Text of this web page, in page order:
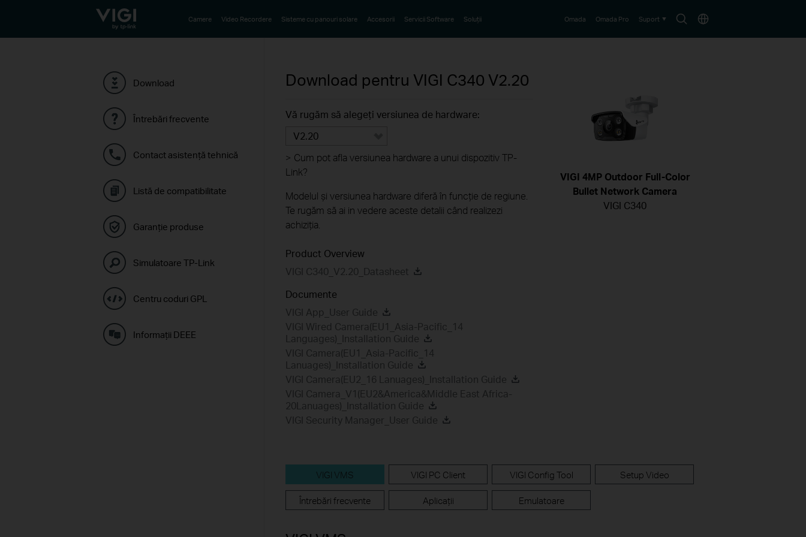
TP-Link, Reliably Smart
SearchChoose
Camere Video Recordere Sisteme cu panouri solare Accesorii Servicii Software Soluții Omada Omada Pro Suport
Download
Întrebări frecvente
Contact asistenţă tehnică
Listă de compatibilitate
Garanție produse
Simulatoare TP-Link
Centru coduri GPL
Informaţii DEEE
Download pentru VIGI C340 V2.20
Vă rugăm să alegeți versiunea de hardware:
V2.20
> Cum pot afla versiunea hardware a unui dispozitiv TP-
Link?
Modelul și versiunea hardware diferă în funcție de regiune.
Te rugăm să ai in vedere aceste detalii când realizezi
achiziția.
Product Overview
VIGI C340_V2.20_Datasheet
Documente
VIGI App_User Guide
VIGI Wired Camera(EU1_Asia-Pacific_14
Languages)_Installation Guide
VIGI Camera(EU1_Asia-Pacific_14
Lanuages)_Installation Guide
VIGI Camera(EU2_16 Lanuages)_Installation Guide
VIGI Camera_V1(EU2&America&Middle East Africa-
20Lanuages)_Installation Guide
VIGI Security Manager_User Guide
VIGI 4MP Outdoor Full-Color
Bullet Network Camera
VIGI C340
VIGI VMS VIGI PC Client VIGI Config Tool Setup Video
Întrebări frecvente Aplicații Emulatoare